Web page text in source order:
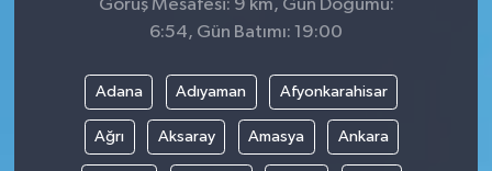
Görüş Mesafesi: 9 km, Gün Doğumu:
6:54, Gün Batımı: 19:00
Adana Adıyaman Afyonkarahisar
Ağrı Aksaray Amasya Ankara